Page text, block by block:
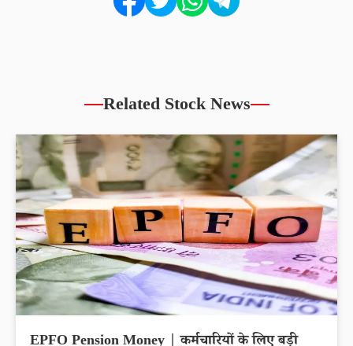
Related Stock News